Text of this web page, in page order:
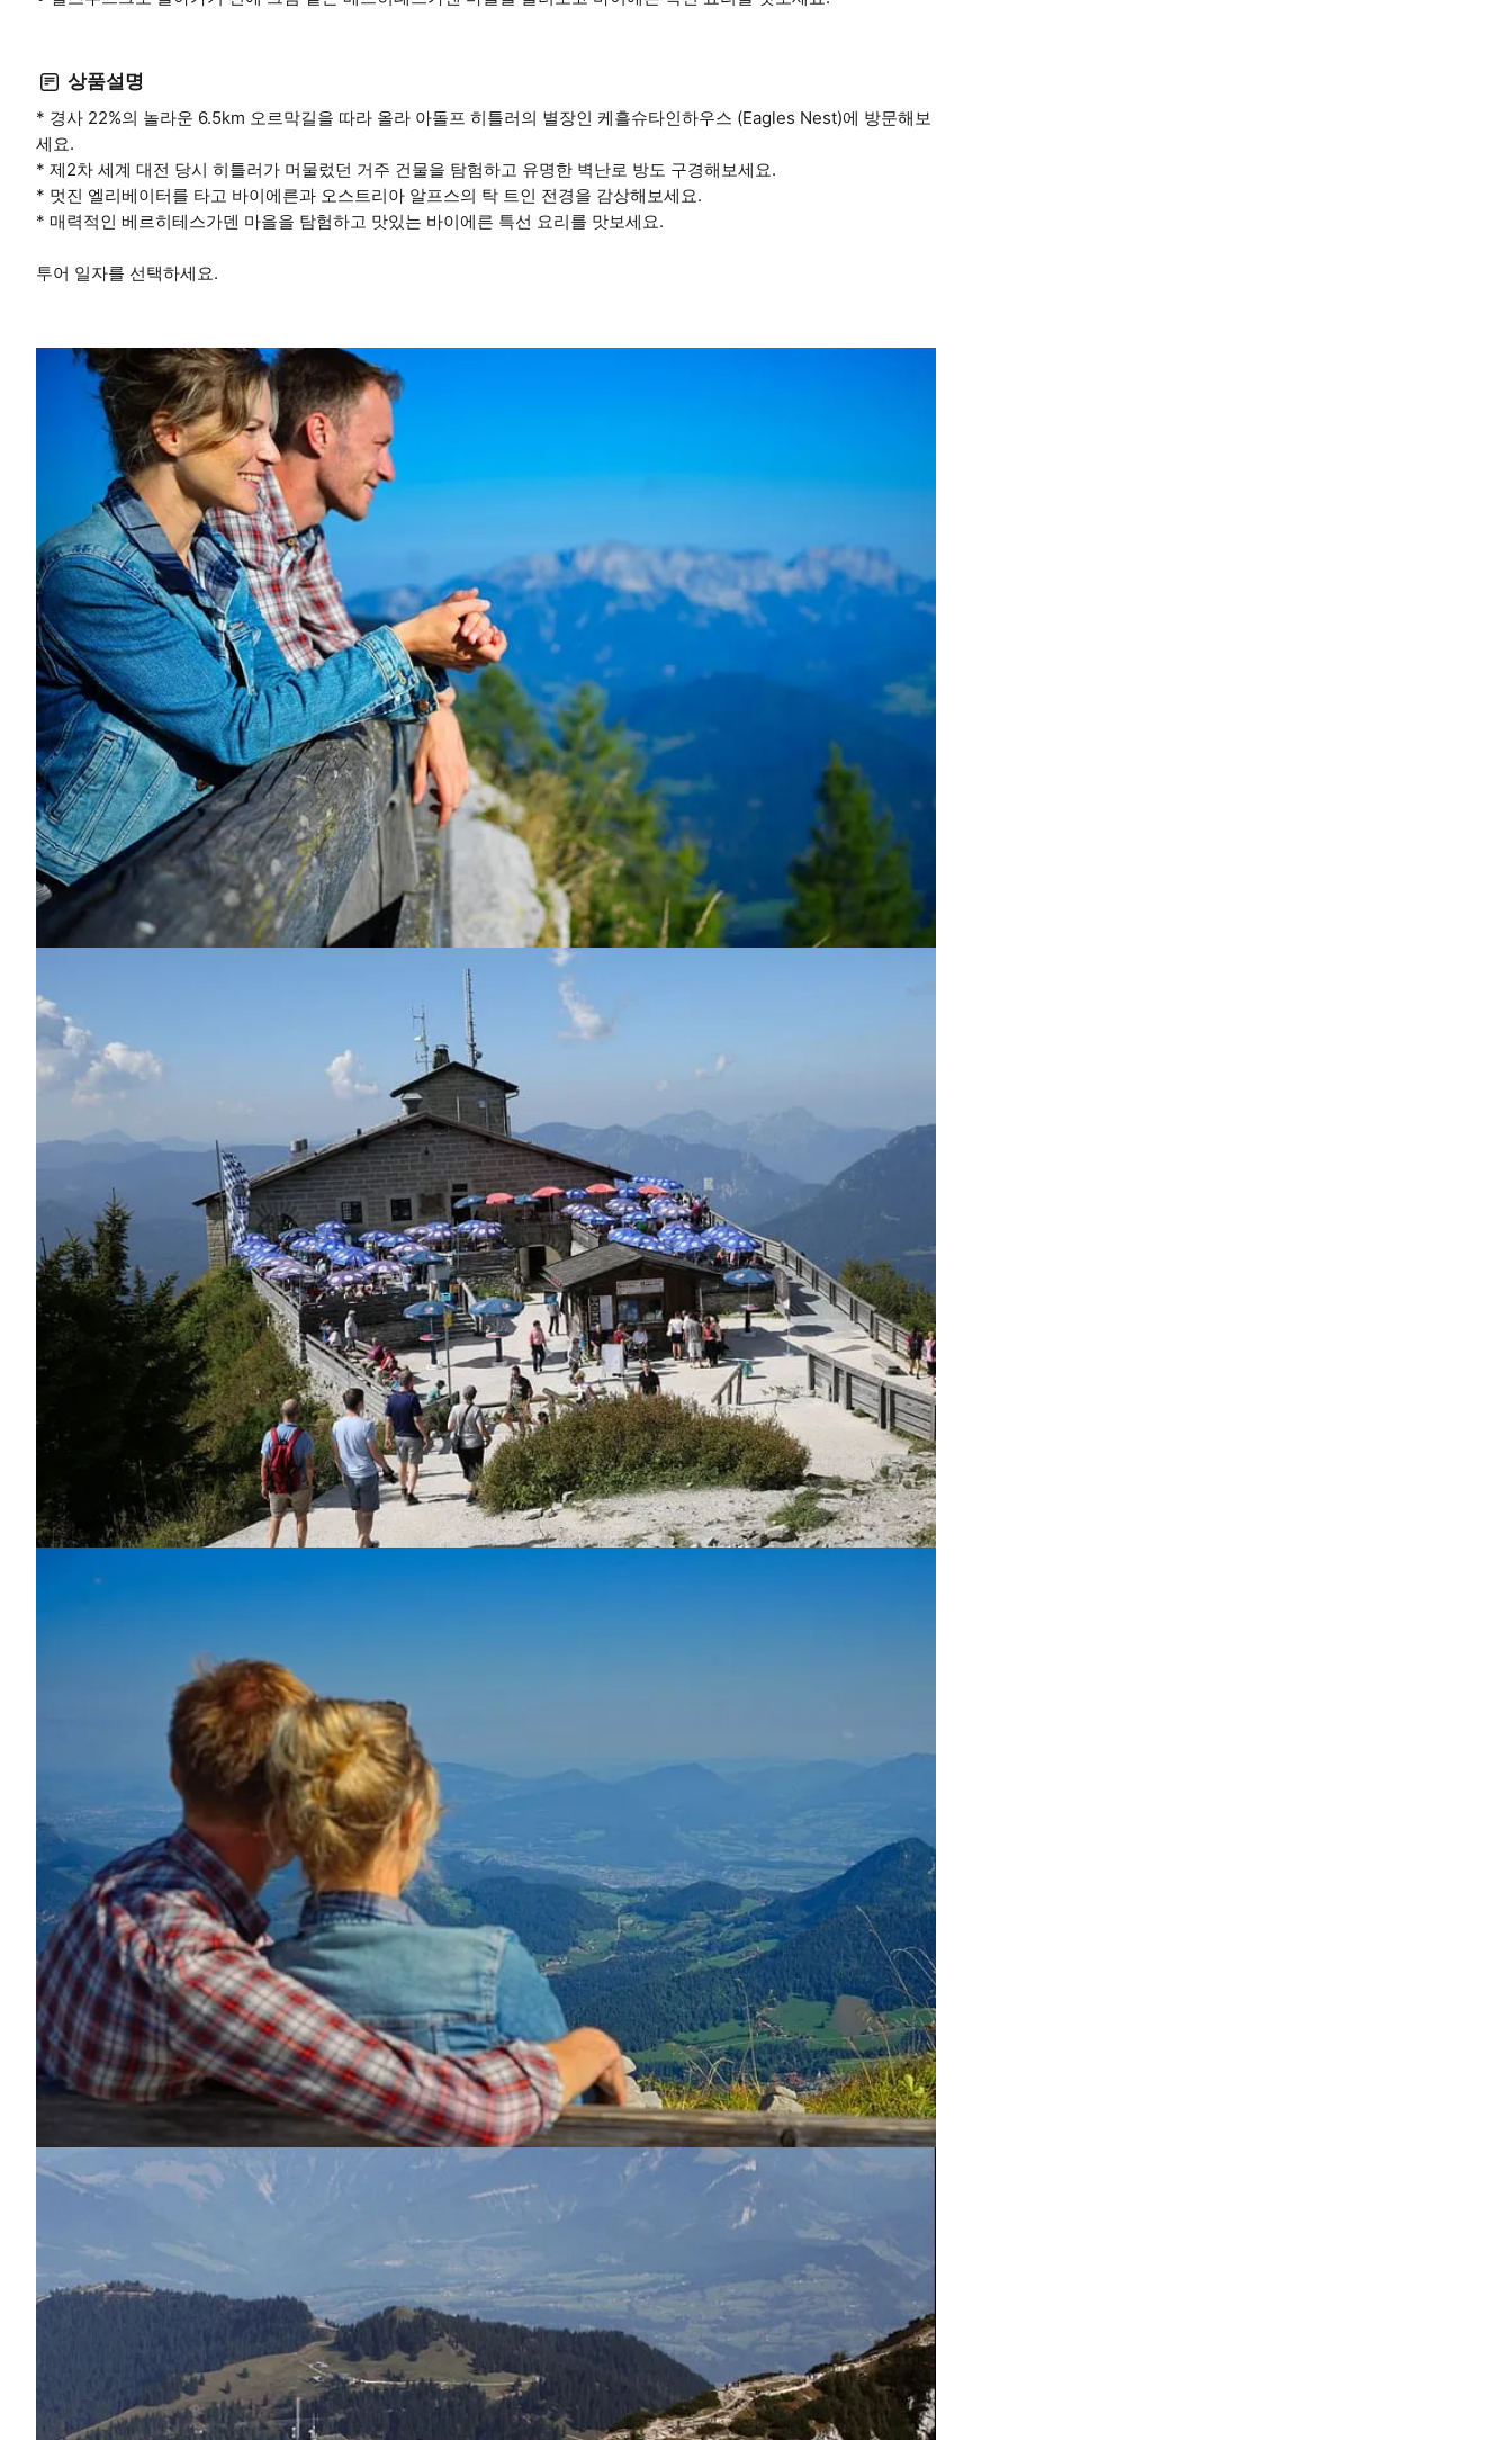
상품설명
* 경사 22%의 놀라운 6.5km 오르막길을 따라 올라 아돌프 히틀러의 별장인 케흘슈타인하우스 (Eagles Nest)에 방문해보
세요.
* 제2차 세계 대전 당시 히틀러가 머물렀던 거주 건물을 탐험하고 유명한 벽난로 방도 구경해보세요.
* 멋진 엘리베이터를 타고 바이에른과 오스트리아 알프스의 탁 트인 전경을 감상해보세요.
* 매력적인 베르히테스가덴 마을을 탐험하고 맛있는 바이에른 특선 요리를 맛보세요.
투어 일자를 선택하세요.